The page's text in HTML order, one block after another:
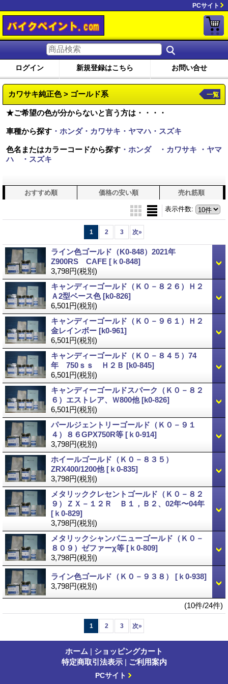
PCサイト
ログイン 新規登録はこちら お問い合せ
カワサキ純正色 > ゴールド系
★ご希望の色が分からないと言う方は・・・・
車種から探す ・ホンダ・カワサキ・ヤマハ・スズキ
色名またはカラーコードから探す ・ホンダ ・カワサキ
・ヤマ
ハ
・スズキ
一覧
おすすめ順 価格の安い順 売れ筋順
表示件数:
1 2 3 次»
ライン色ゴールド（K0-848）2021年
Z900RS CAFE [ｋ0-848]
3,798円(税別)
キャンディーゴールド（Ｋ０－８２６）Ｈ２
Ａ2型ベース色[k0-826]
6,501円(税別)
キャンディーゴールド（Ｋ０－９６１）Ｈ２
金レインボー [k0-961]
6,501円(税別)
キャンディーゴールド（Ｋ０－８４５）74
年 750ｓｓ Ｈ２Ｂ [k0-845]
6,501円(税別)
キャンディーゴールドスパーク（Ｋ０－８２
６）エストレア、Ｗ800他[k0-826]
6,501円(税別)
パールジェントリーゴールド（Ｋ０－９１
４）８６GPX750R等 [ｋ0-914]
3,798円(税別)
ホイールゴールド（Ｋ０－８３５）
ZRX400/1200他[ｋ0-835]
3,798円(税別)
メタリッククレセントゴールド（Ｋ０－８２
９）ＺＸ－１２Ｒ Ｂ１，Ｂ２、02年〜04年
[ｋ0-829]
3,798円(税別)
メタリックシャンパニューゴールド（Ｋ０－
８０９）ゼファーχ等 [ｋ0-809]
3,798円(税別)
ライン色ゴールド（Ｋ０－９３８） [ｋ0-938]
3,798円(税別)
(10件/24件)
1 2 3 次»
ホーム | ショッピングカート
特定商取引法表示 | ご利用案内
PCサイト